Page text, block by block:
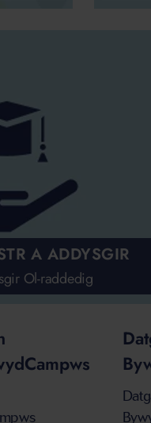
A ADDYSGIR
Ol-raddedig